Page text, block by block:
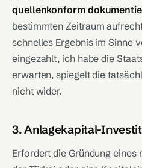
quellenkonform
bestimmten Zeitraum
schnelles Ergebnis im Sinne
eingezahlt, ich habe die
erwarten, spiegelt die
nicht wider.
3. Anlagekapital-
Erfordert die Gründung eines